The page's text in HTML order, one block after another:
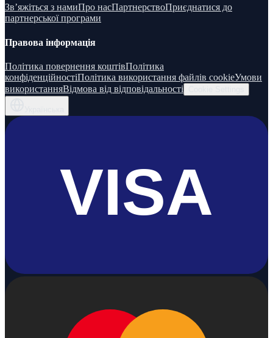
Зв’яжіться з намиПро насПартнерствоПриєднатися до
партнерської програми
Правова інформація
Політика повернення коштівПолітика
конфіденційностіПолітика використання файлів cookieУмови
використанняВідмова від відповідальності
VISA